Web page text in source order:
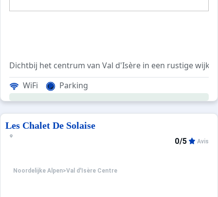
Dichtbij het centrum van Val d'Isère in een rustige
WiFi
Parking
Les Chalet De Solaise
Noordelijke Alpen>Val d'Isère Centre
0/5 Avis